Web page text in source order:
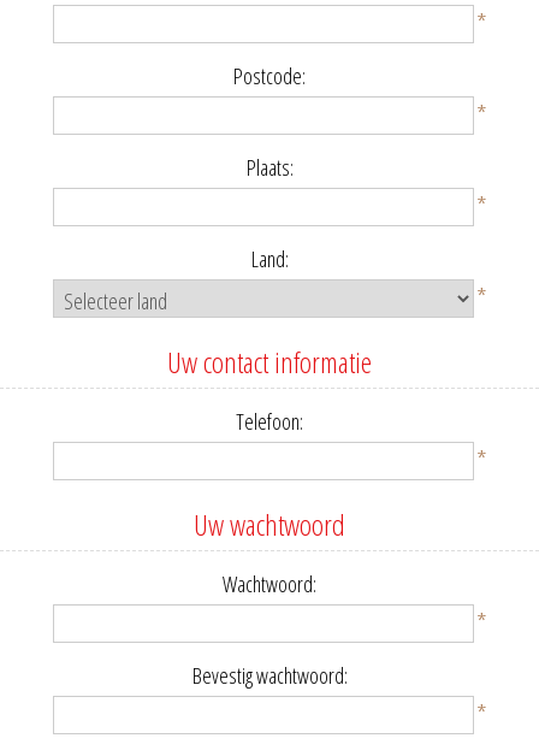
*
Postcode:
*
Plaats:
*
Land:
*
Uw contact informatie
Telefoon:
*
Uw wachtwoord
Wachtwoord:
*
Bevestig wachtwoord:
*